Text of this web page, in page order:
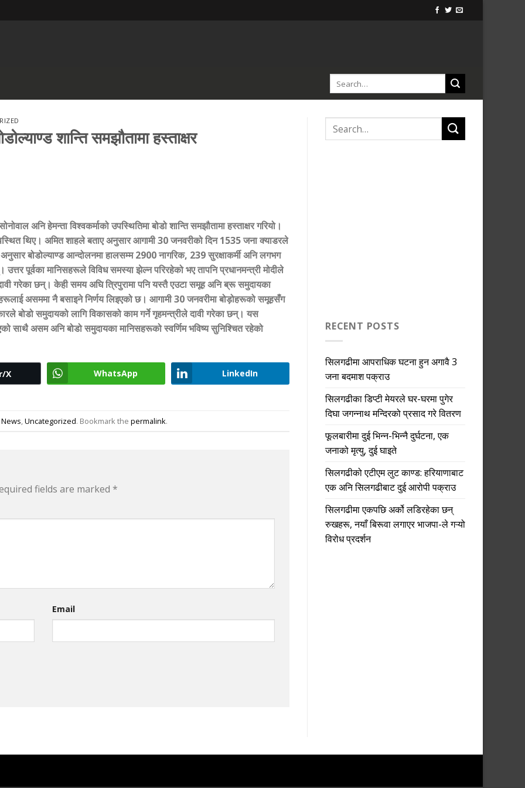
शान्ति समझौतामा हस्ताक्षर
अनि हेमन्ता विश्वकर्माको उपस्थितिमा बोडो शान्ति समझौतामा हस्ताक्षर गरियो।
थिए। अमित शाहले बताए अनुसार आगामी 30 जनवरीको दिन 1535 जना क्याडरले
बोडोल्याण्ड आन्दोलनमा हालसम्म 2900 नागरिक, 239 सुरक्षाकर्मी अनि लगभग
पूर्वका मानिसहरूले विविध समस्या झेल्न परिरहेको भए तापनि प्रधानमन्त्री मोदीले
गरेका छन्। केही समय अघि त्रिपुरामा पनि यस्तै एउटा समूह अनि ब्रू समुदायका
असममा नै बसाइने निर्णय लिइएको छ। आगामी 30 जनवरीमा बोड़ोहरूको समूहसँग
बोडो समुदायको लागि विकासको काम गर्ने गृहमन्त्रीले दावी गरेका छन्। यस
साथै असम अनि बोडो समुदायका मानिसहरूको स्वर्णिम भविष्य सुनिश्चित रहेको
X WhatsApp LinkedIn
,Uncategorized. Bookmark the permalink.
fields are marked *
Email
RECENT POSTS
सिलगढीमा आपराधिक घटना हुन अगावै 3
जना बदमाश पक्राउ
सिलगढीका डिप्टी मेयरले घर-घरमा पुगेर
दिघा जगन्नाथ मन्दिरको प्रसाद गरे वितरण
फूलबारीमा दुई भिन्न-भिन्नै दुर्घटना, एक
जनाको मृत्यु, दुई घाइते
सिलगढीको एटीएम लुट काण्ड: हरियाणाबाट
एक अनि सिलगढीबाट दुई आरोपी पक्राउ
सिलगढीमा एकपछि अर्को लडिरहेका छन्
रुखहरू, नयाँ बिरूवा लगाएर भाजपा-ले गऱ्यो
विरोध प्रदर्शन